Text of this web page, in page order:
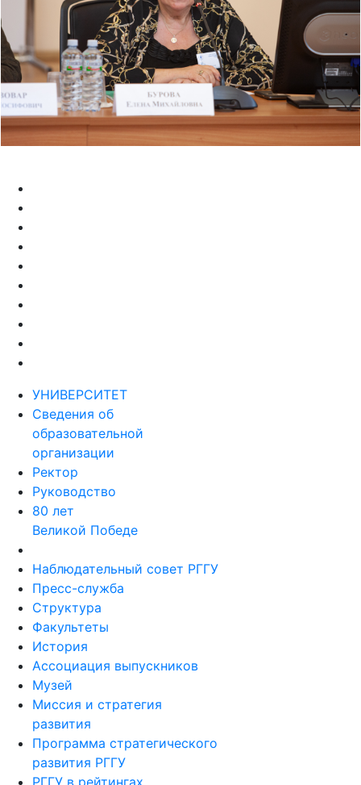
УНИВЕРСИТЕТ
Сведения об
образовательной
организации
Ректор
Руководство
80 лет
Великой Победе
Наблюдательный совет РГГУ
Пресс-служба
Структура
Факультеты
История
Ассоциация выпускников
Музей
Миссия и стратегия
развития
Программа стратегического
развития РГГУ
РГГУ в рейтингах